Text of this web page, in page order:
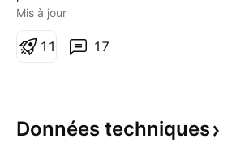
Pour ceux qui veulent analyser la
expliqué dans mon contenu
Mis à jour
17
1 1
Données techniques